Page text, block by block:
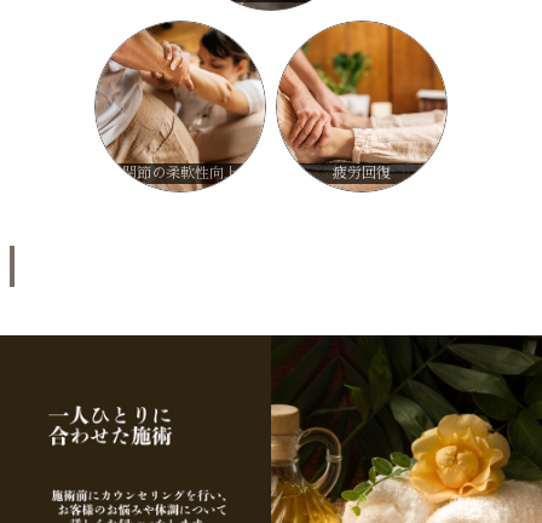
関節の柔軟性向上 疲労回復